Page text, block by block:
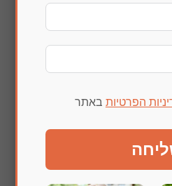
הפרטיות באתר